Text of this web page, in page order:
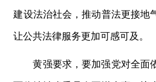
建设法治社会，推动普法更接地
让公共法律服务更加可感可及。
黄强要求，要加强党对全面